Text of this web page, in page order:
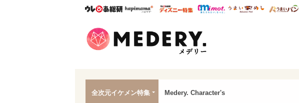
ウレぴあ総研ハピママ* ウレぴあ総研 ディズニー特集
mimot. うまいめし
全次元イケメン特集 Medery. Character's